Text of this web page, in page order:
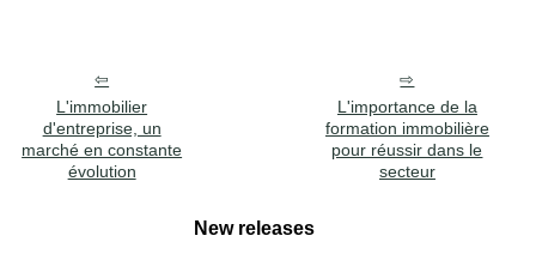
L'immobilier
d'entreprise, un
marché en constante
évolution
L'importance de la
formation immobilière
pour réussir dans le
secteur
New releases